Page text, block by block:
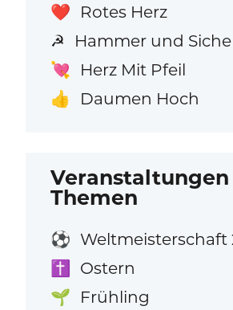
❤️ Rotes Herz
☭ Hammer und
💘 Herz Mit Pfeil
👍 Daumen Hoch
Veranstaltungen
Themen
⚽ Weltmeisterschaft
✝️ Ostern
🌱 Frühling